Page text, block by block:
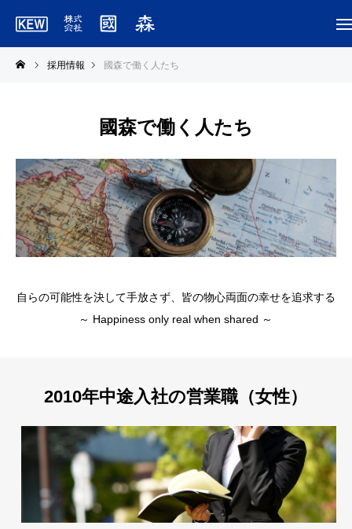
採用情報 國森で働く人たち
國森で働く人たち
自らの可能性を決して手放さず、皆の物心両面の幸せを追求する
～ Happiness only real when shared ～
2010年中途入社の営業職（女性）